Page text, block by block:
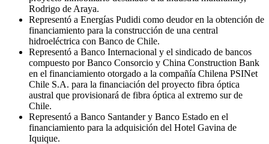
Rodrigo de Araya.
Representó a Energías Pudidi como deudor en la obtención de
financiamiento para la construcción de una central
hidroeléctrica con Banco de Chile.
Representó a Banco Internacional y el sindicado de bancos
compuesto por Banco Consorcio y China Construction Bank
en el financiamiento otorgado a la compañía Chilena PSINet
Chile S.A. para la financiación del proyecto fibra óptica
austral que provisionará de fibra óptica al extremo sur de
Chile.
Representó a Banco Santander y Banco Estado en el
financiamiento para la adquisición del Hotel Gavina de
Iquique.